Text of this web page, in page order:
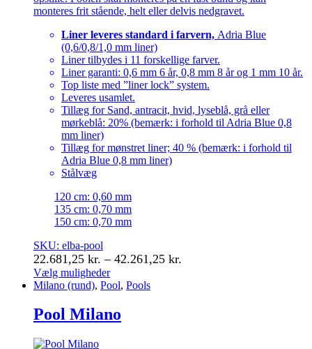
monteres frit stående, helt eller delvis nedgravet.
Liner leveres standard i farvern, Adria Blue
(0,6/0,8/1,0 mm liner)
Liner tilbydes i 11 forskellige farver.
Liner garanti: 0,6 mm 6 år, 0,8 mm 8 år og 1 mm 10 år.
Top liste med ”liner lock” system.
Leveres usamlet.
Tillæg for Sand, antracit, hvid, lyseblå, grå eller
mørkeblå: 20% (bemærk: i forhold til Adria Blue 0,8
mm liner)
Tillæg for mønstret liner; 40 % (bemærk: i forhold til
Adria Blue 0,8 mm liner)
Stålvæg
120 cm: 0,60 mm
135 cm: 0,70 mm
150 cm: 0,70 mm
SKU: elba-pool
22.681,25 kr. – 42.261,25 kr.
Vælg muligheder
Dette
har
flere
Milano (rund), Pool, Pools
Pool Milano